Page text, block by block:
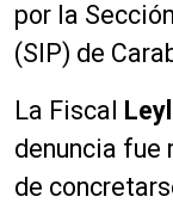
por la
(SIP) de
La Fiscal
denuncia fue
de